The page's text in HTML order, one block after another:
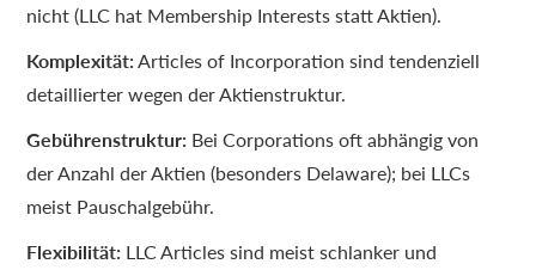
nicht (LLC hat Membership Interests statt Aktien).
Komplexität:Articles of Incorporation sind tendenziell
detaillierter wegen der Aktienstruktur.
Gebührenstruktur: Bei Corporations oft abhängig von
der Anzahl der Aktien (besonders Delaware); bei LLCs
meist Pauschalgebühr.
Flexibilität: LLC Articles sind meist schlanker und